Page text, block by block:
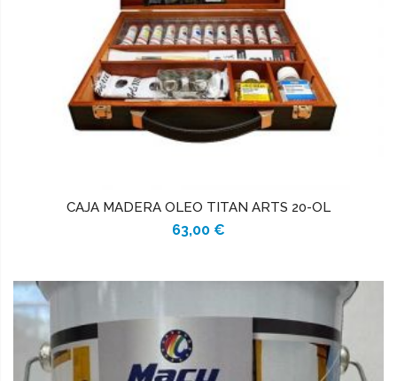
CAJA MADERA OLEO TITAN ARTS 20-OL
63,00 €